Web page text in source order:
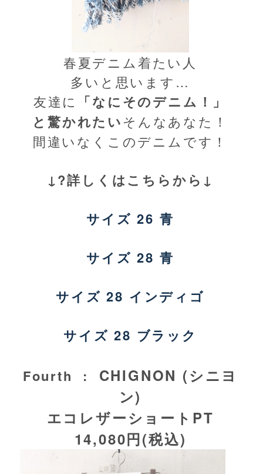
春夏デニム着たい人
多いと思います…
友達に
「なにそのデニム！」
と驚かれたいそんなあなた！
間違いなくこのデニムです！
↓?詳しくはこちらから↓
サイズ 26 青
サイズ 28 青
サイズ 28 インディゴ
サイズ 28 ブラック
Fourth : CHIGNON (シニヨ
ン)
エコレザーショートPT
14,080円(税込)